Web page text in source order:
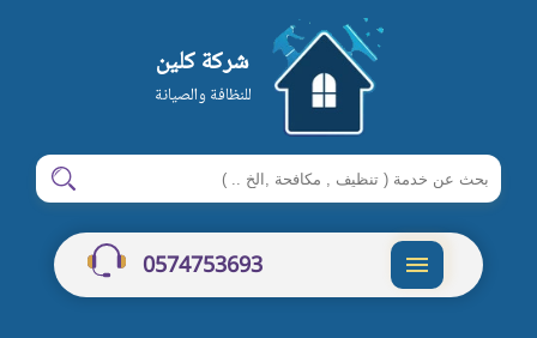
شركة كلين
للنظافة والصيانة
ابحث
في
شركة
كلين
ابحث
0574753693